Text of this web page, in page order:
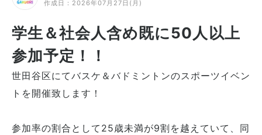
作成日： 2026年07月27日(月)
学生＆社会人含め既に50人以上
参加予定！！
世田谷区にてバスケ＆バドミントンのスポーツイベン
トを開催致します！
参加率の割合として25歳未満が9割を越えていて、同